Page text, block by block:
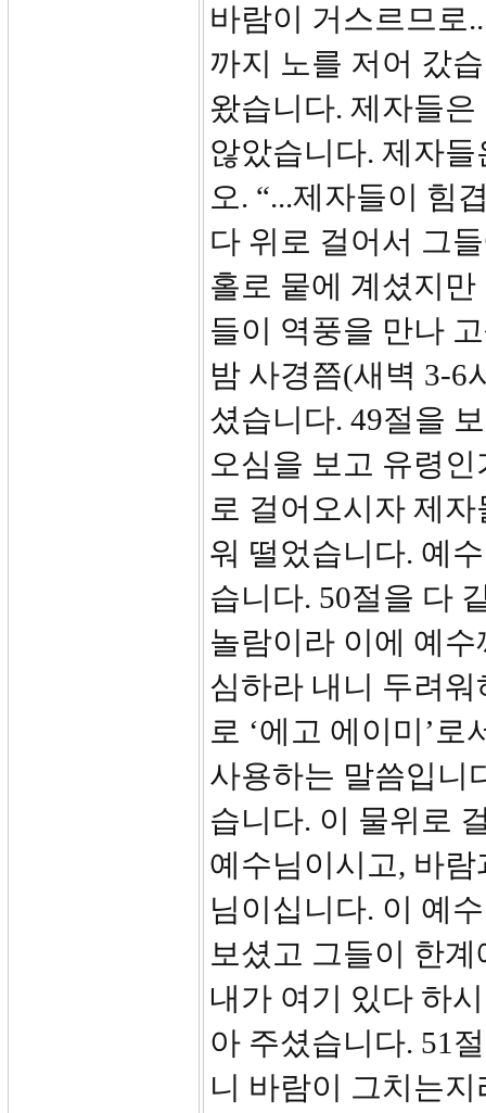
바람이 거스르므로
까지 노를 저어 갔
왔습니다. 제자들
않았습니다. 제자
오. “...제자들이 힘
다 위로 걸어서 그
홀로 뭍에 계셨지
들이 역풍을 만나
밤 사경쯤(새벽 3-6
셨습니다. 49절을
오심을 보고 유령
로 걸어오시자 제
워 떨었습니다. 예
습니다. 50절을 다
놀람이라 이에 예
심하라 내니 두려워
로 ‘에고 에이미’
사용하는 말씀입니
습니다. 이 물위로
예수님이시고, 바
님이십니다. 이 예
보셨고 그들이 한
내가 여기 있다 하
아 주셨습니다. 51
니 바람이 그치는